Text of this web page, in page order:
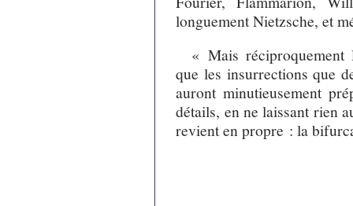
longuement Nietzsche, et
« Mais
que les insurrections que
auront minutieusement
détails, en ne laissant rien
revient en propre : la